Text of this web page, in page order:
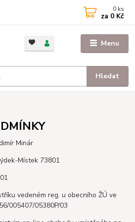
Menu
Hledat
0 ks
za 0 Kč
Minár
Místek 73801
vedeném reg. u obecního ŽÚ ve
005407/05380P/03